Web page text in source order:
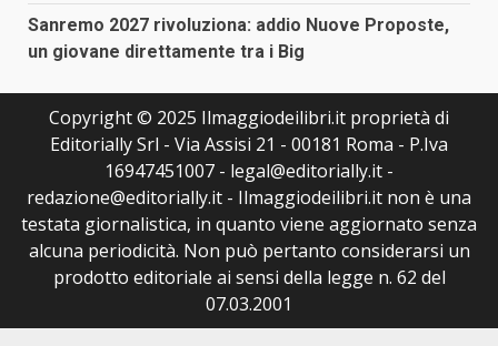
Sanremo 2027 rivoluziona: addio Nuove Proposte,
un giovane direttamente tra i Big
Copyright © 2025 Ilmaggiodeilibri.it proprietà di
Editorially Srl - Via Assisi 21 - 00181 Roma - P.Iva
16947451007 - legal@editorially.it -
redazione@editorially.it - Ilmaggiodeilibri.it non è una
testata giornalistica, in quanto viene aggiornato senza
alcuna periodicità. Non può pertanto considerarsi un
prodotto editoriale ai sensi della legge n. 62 del
07.03.2001